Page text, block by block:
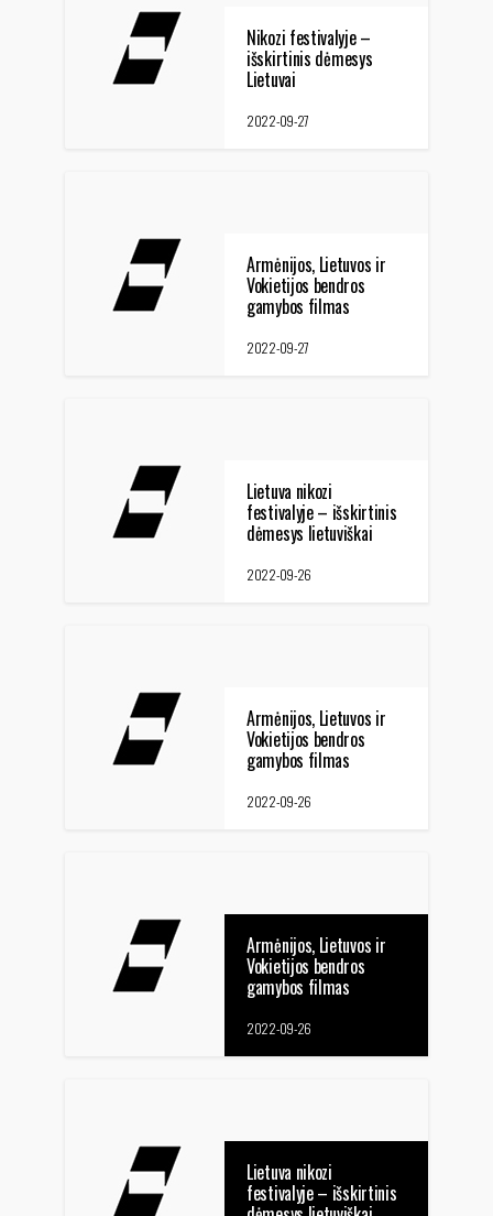
Nikozi festivalyje –
išskirtinis dėmesys
Lietuvai
2022-09-27
Armėnijos, Lietuvos ir
Vokietijos bendros
gamybos filmas
2022-09-27
Lietuva nikozi
festivalyje – išskirtinis
dėmesys lietuviškai
2022-09-26
Armėnijos, Lietuvos ir
Vokietijos bendros
gamybos filmas
2022-09-26
Armėnijos, Lietuvos ir
Vokietijos bendros
gamybos filmas
2022-09-26
Lietuva nikozi
festivalyje – išskirtinis